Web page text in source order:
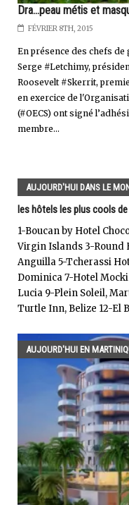
Dra...peau métis et
FÉVRIER 8TH, 2015
En présence des chefs
Serge #Letchimy,
Roosevelt #Skerrit,
en exercice de
(#OECS) ont signé
membre...
AUJOURD'HUI DANS LE
les hôtels les plus cools
1-Boucan by Hotel
Virgin Islands 3-Round
Anguilla 5-Tcherassi
Dominica 7-Hotel
Lucia 9-Plein Soleil,
Turtle Inn, Belize 12-El
AUJOURD'HUI EN